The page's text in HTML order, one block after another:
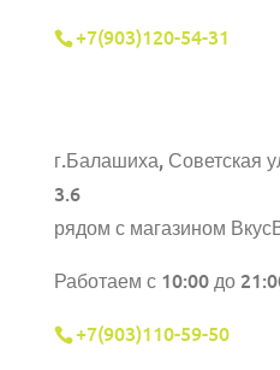
+7(903)120-54-31
г.Балашиха, Советская
3.6
рядом с магазином
Работаем с 10:00 до
+7(903)110-59-50